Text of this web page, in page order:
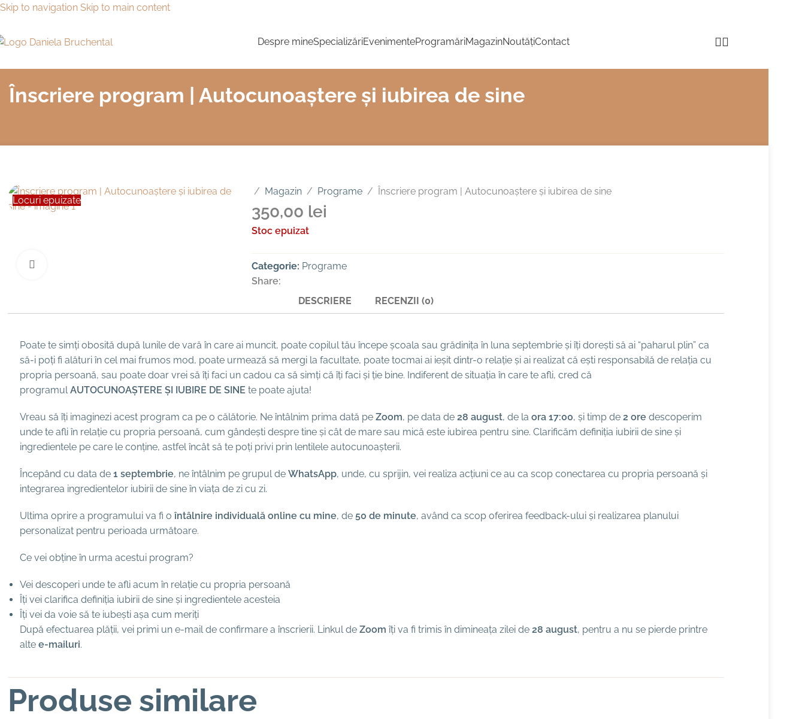
Skip to navigation Skip to main content
Despre mineSpecializăriEvenimenteProgramăriMagazinNoutățiContact
Înscriere program | Autocunoaștere și iubirea de sine
Locuri epuizate
/ Magazin / Programe / Înscriere program | Autocunoaștere și iubirea de sine
350,00 lei
Stoc epuizat
Categorie: Programe
Share:
DESCRIERE
RECENZII (0)
Poate te simți obosită după lunile de vară în care ai muncit, poate copilul tău începe școala sau grădinița în luna septembrie și îți dorești să ai “paharul plin” ca
să-i poți fi alături în cel mai frumos mod, poate urmează să mergi la facultate, poate tocmai ai ieșit dintr-o relație și ai realizat că ești responsabilă de relația cu
propria persoană, sau poate doar vrei să îți faci un cadou ca să simți că îți faci și ție bine. Indiferent de situația în care te afli, cred că
programulAUTOCUNOAȘTERE ȘI IUBIRE DE SINE te poate ajuta!
Vreau să îți imaginezi acest program ca pe o călătorie. Ne întâlnim prima dată pe Zoom, pe data de 28 august, de la ora 17:00, și timp de 2 ore descoperim
unde te afli în relație cu propria persoană, cum gândești despre tine și cât de mare sau mică este iubirea pentru sine. Clarificăm definiția iubirii de sine și
ingredientele pe care le conține, astfel încât să te poți privi prin lentilele autocunoașterii.
Începând cu data de 1 septembrie, ne întâlnim pe grupul de WhatsApp, unde, cu sprijin, vei realiza acțiuni ce au ca scop conectarea cu propria persoană și
integrarea ingredientelor iubirii de sine în viața de zi cu zi.
Ultima oprire a programului va fi o întâlnire individuală online cu mine, de 50 de minute, având ca scop oferirea feedback-ului și realizarea planului
personalizat pentru perioada următoare.
Ce vei obține în urma acestui program?
Vei descoperi unde te afli acum în relație cu propria persoană
Îți vei clarifica definiția iubirii de sine și ingredientele acesteia
Îți vei da voie să te iubești așa cum meriți
După efectuarea plății, vei primi un e-mail de confirmare a înscrierii. Linkul de Zoom îți va fi trimis în dimineața zilei de 28 august, pentru a nu se pierde printre
alte e-mailuri.
Produse similare